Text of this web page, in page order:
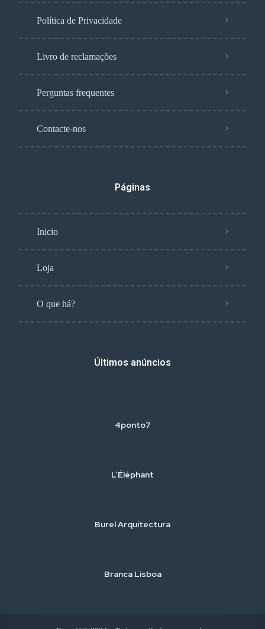
Política de Privacidade
Livro de reclamações
Perguntas frequentes
Contacte-nos
Páginas
Inicio
Loja
O que há?
Últimos anúncios
4ponto7
L’Éléphant
Burel Arquitectura
Branca Lisboa